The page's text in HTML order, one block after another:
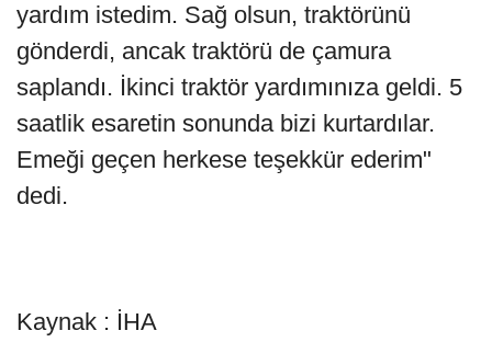
yardım istedim. Sağ olsun, traktörünü
gönderdi, ancak traktörü de çamura
saplandı. İkinci traktör yardımınıza geldi. 5
saatlik esaretin sonunda bizi kurtardılar.
Emeği geçen herkese teşekkür ederim"
dedi.
Kaynak : İHA